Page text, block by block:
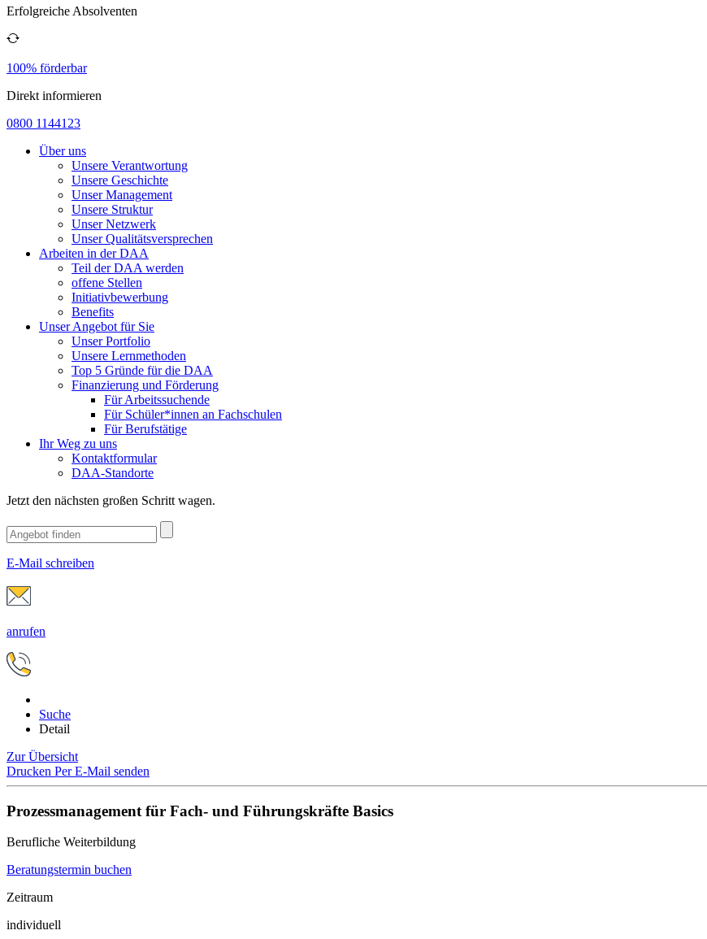
Erfolgreiche Absolventen
100% förderbar
Direkt informieren
0800 1144123
Über uns
Unsere Verantwortung
Unsere Geschichte
Unser Management
Unsere Struktur
Unser Netzwerk
Unser Qualitätsversprechen
Arbeiten in der DAA
Teil der DAA werden
offene Stellen
Initiativbewerbung
Benefits
Unser Angebot für Sie
Unser Portfolio
Unsere Lernmethoden
Top 5 Gründe für die DAA
Finanzierung und Förderung
Für Arbeitssuchende
Für Schüler*innen an Fachschulen
Für Berufstätige
Ihr Weg zu uns
Kontaktformular
DAA-Standorte
Jetzt den nächsten großen Schritt wagen.
E-Mail schreiben
anrufen
Suche
Detail
Zur Übersicht
Drucken Per E-Mail senden
Prozessmanagement für Fach- und Führungskräfte Basics
Berufliche Weiterbildung
Beratungstermin buchen
Zeitraum
individuell